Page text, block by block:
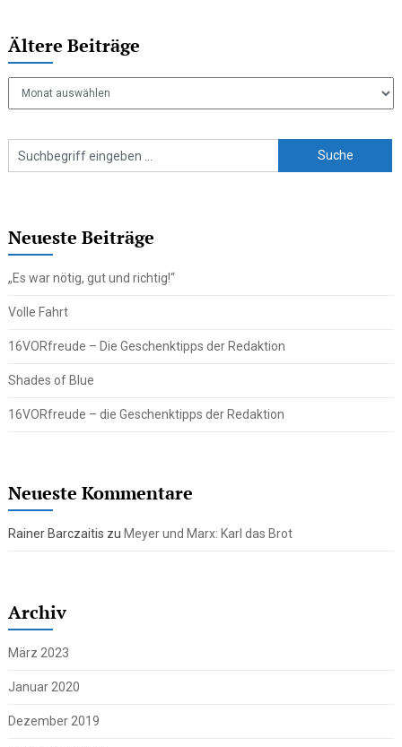
Ältere Beiträge
Ältere
Neueste Beiträge
„Es war nötig, gut und richtig!“
Volle Fahrt
16VORfreude – Die Geschenktipps der Redaktion
Shades of Blue
16VORfreude – die Geschenktipps der Redaktion
Neueste Kommentare
Rainer Barczaitis zu Meyer und Marx: Karl das Brot
Archiv
März 2023
Januar 2020
Dezember 2019